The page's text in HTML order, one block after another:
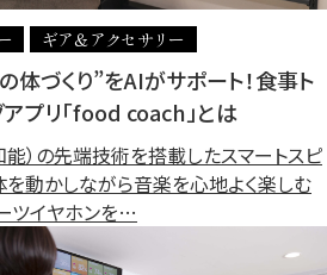
ギア＆アクセサリー
体づくり”をAIがサポート！食事ト
プリ「food coach」とは
）の先端技術を搭載したスマートスピ
を動かしながら音楽を心地よく楽しむ
ツイヤホンを…